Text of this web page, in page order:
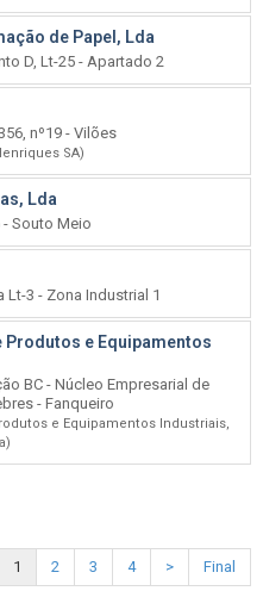
de Papel, Lda
D, Lt-25 - Apartado 2
nº19 - Vilões
SA)
Lda
- Souto Meio
3 - Zona Industrial 1
Produtos e Equipamentos
BC - Núcleo Empresarial de
- Fanqueiro
e Equipamentos Industriais,
1 2 3 4 > Final